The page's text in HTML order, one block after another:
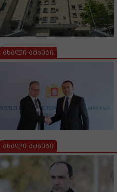
ახალი ამბები
ახალი ამბები